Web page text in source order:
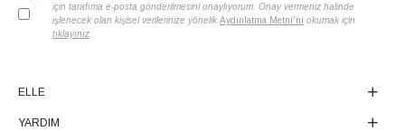
için tarafıma e-posta gönderilmesini onaylıyorum. Onay vermeniz halinde
işlenecek olan kişisel verilerinize yönelik Aydınlatma Metni'ni okumak için
tıklayınız
ELLE
YARDIM